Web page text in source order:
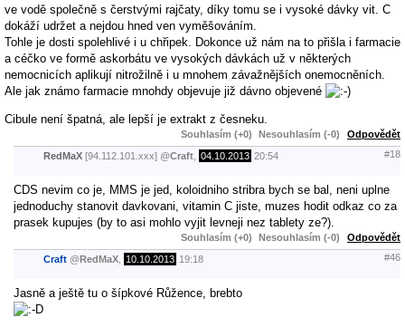
ve vodě společně s čerstvými rajčaty, díky tomu se i vysoké dávky vit. C
dokáží udržet a nejdou hned ven vyměšováním.
Tohle je dosti spolehlivé i u chřipek. Dokonce už nám na to přišla i farmacie
a céčko ve formě askorbátu ve vysokých dávkách už v některých
nemocnicích aplikují nitrožilně i u mnohem závažnějších onemocněních.
Ale jak známo farmacie mnohdy objevuje již dávno objevené
Cibule není špatná, ale lepší je extrakt z česneku.
Souhlasím (+0) Nesouhlasím (-0) Odpovědět
RedMaX [94.112.101.xxx] @Craft 04.10.2013 20:54 #18
CDS nevim co je, MMS je jed, koloidniho stribra bych se bal, neni uplne
jednoduchy stanovit davkovani, vitamin C jiste, muzes hodit odkaz co za
prasek kupujes (by to asi mohlo vyjit levneji nez tablety ze?).
Souhlasím (+0) Nesouhlasím (-0) Odpovědět
Craft @RedMaX 10.10.2013 19:18 #46
Jasně a ještě tu o šípkové Růžence, brebto